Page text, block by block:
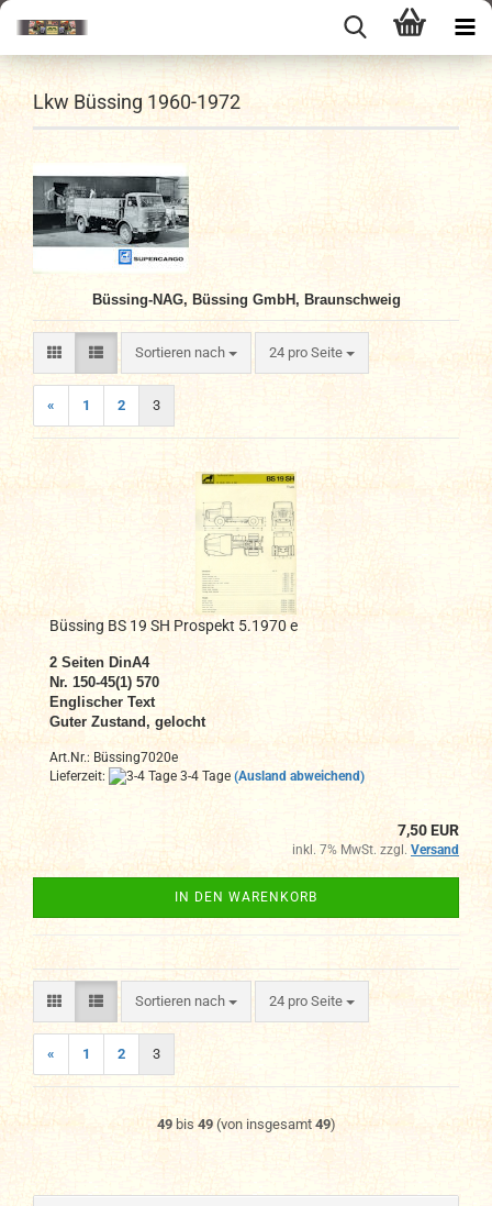
Lkw Büssing 1960-1972
Büssing-NAG, Büssing GmbH, Braunschweig
Sortieren nach
Sortieren nach 24 pro Seite
pro Seite
« 1 2 3
Büssing BS 19 SH Prospekt 5.1970 e
2 Seiten DinA4
Nr. 150-45(1) 570
Englischer Text
Guter Zustand, gelocht
Art.Nr.: Büssing7020e
Lieferzeit:
3-4 Tage (Ausland abweichend)
7,50 EUR
inkl. 7% MwSt. zzgl. Versand
IN DEN WARENKORB
Sortieren nach
Sortieren nach 24 pro Seite
pro Seite
« 1 2 3
49bis 49(von insgesamt49)